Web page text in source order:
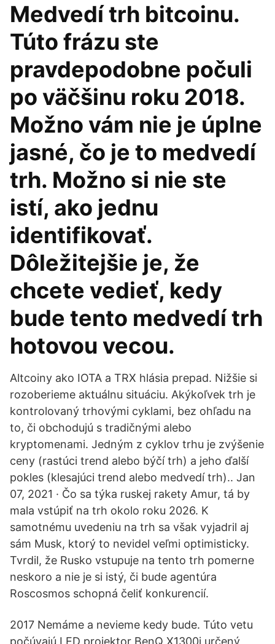
Medvedí trh bitcoinu.
Túto frázu ste
pravdepodobne počuli
po väčšinu roku 2018.
Možno vám nie je úplne
jasné, čo je to medvedí
trh. Možno si nie ste
istí, ako jednu
identifikovať.
Dôležitejšie je, že
chcete vedieť, kedy
bude tento medvedí trh
hotovou vecou.
Altcoiny ako IOTA a TRX hlásia prepad. Nižšie si
rozoberieme aktuálnu situáciu. Akýkoľvek trh je
kontrolovaný trhovými cyklami, bez ohľadu na
to, či obchodujú s tradičnými alebo
kryptomenami. Jedným z cyklov trhu je zvýšenie
ceny (rastúci trend alebo býčí trh) a jeho ďalší
pokles (klesajúci trend alebo medvedí trh).. Jan
07, 2021 · Čo sa týka ruskej rakety Amur, tá by
mala vstúpiť na trh okolo roku 2026. K
samotnému uvedeniu na trh sa však vyjadril aj
sám Musk, ktorý to nevidel veľmi optimisticky.
Tvrdil, že Rusko vstupuje na tento trh pomerne
neskoro a nie je si istý, či bude agentúra
Roscosmos schopná čeliť konkurencií.
2017 Nemáme a nevieme kedy bude. Túto vetu
počúvajú LED projektor BenQ X1300i určený